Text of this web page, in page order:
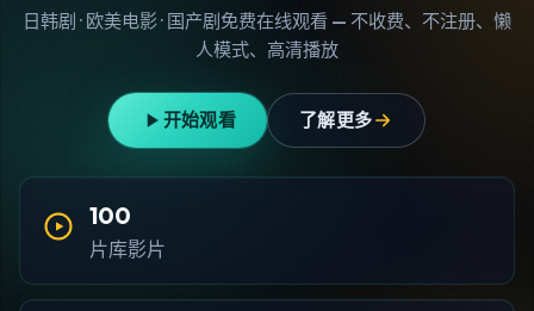
日韩剧 · 欧美电影 · 国产剧免费在线观看 — 不收费、不注册、懒
人模式、高清播放
开始观看 了解更多
100
片库影片